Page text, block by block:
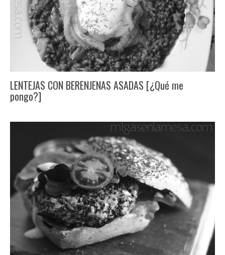
LENTEJAS CON BERENJENAS ASADAS [¿Qué me
pongo?]